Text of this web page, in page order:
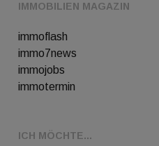
IMMOBILIEN MAGAZIN
immoflash
immo7news
immojobs
immotermin
ICH MÖCHTE...